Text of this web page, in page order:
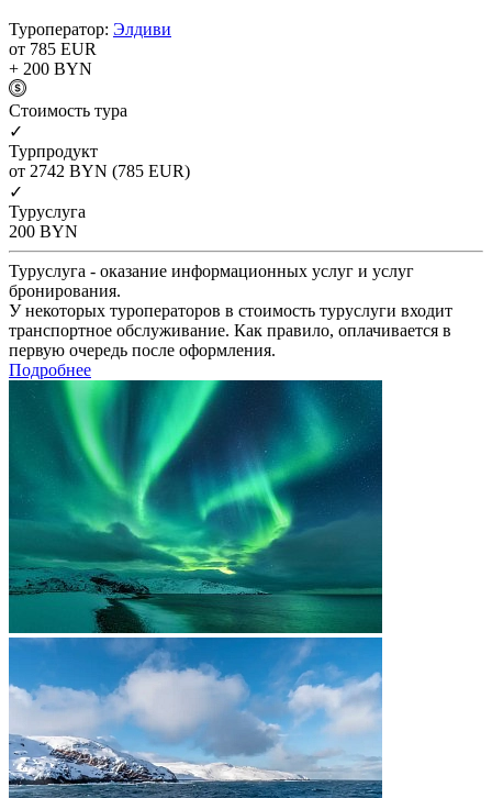
Туроператор: Элдиви
от 785 EUR
+ 200 BYN
Cтоимость тура
✓
Турпродукт
от 2742 BYN (785 EUR)
✓
Туруслуга
200 BYN
Туруслуга - оказание информационных услуг и услуг
бронирования.
У некоторых туроператоров в стоимость туруслуги входит
транспортное обслуживание. Как правило, оплачивается в
первую очередь после оформления.
Подробнее